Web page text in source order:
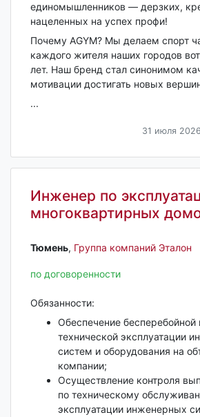
единомышленников — дерзких,
нацеленных на успех профи!
Почему AGYM? Мы делаем спорт
каждого жителя наших городов
лет. Наш бренд стал синонимом
мотивации достигать новых
...
31 июля 2026
Инженер по
многоквартирных
Тюмень‎, Группа компаний Эталон
по договоренности
Обязанности:
Обеспечение бесперебойной
технической эксплуатации
систем и оборудования на
компании;
Осуществление контроля
по техническому
эксплуатации инженерных